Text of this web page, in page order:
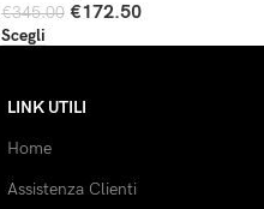
€345.00 €172.50
Scegli
LINK UTILI
Home
Assistenza Clienti